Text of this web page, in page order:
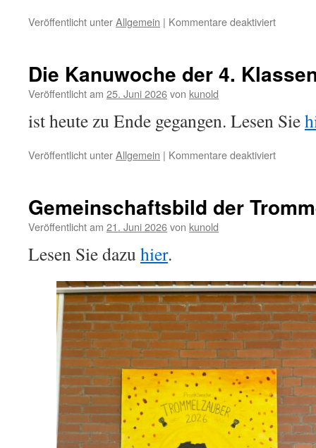
Veröffentlicht unterAllgemein | Kommentare deaktiviertfür
Die Kanuwoche der 4.
Veröffentlicht am 25. Juni 2026von kunold
ist heute zu Ende gegangen. Lesen Sie
Veröffentlicht unterAllgemein | Kommentare deaktiviertfür
4.
Gemeinschaftsbild der
Veröffentlicht am 21. Juni 2026von kunold
Lesen Sie dazu hier.